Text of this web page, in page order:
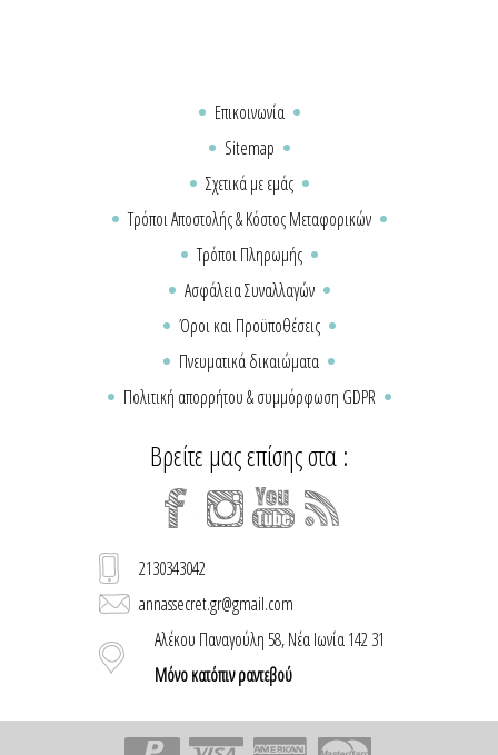
Επικοινωνία
Sitemap
Σχετικά με εμάς
Τρόποι Αποστολής & Κόστος Μεταφορικών
Τρόποι Πληρωμής
Ασφάλεια Συναλλαγών
Όροι και Προϋποθέσεις
Πνευματικά δικαιώματα
Πολιτική απορρήτου & συμμόρφωση GDPR
Βρείτε μας επίσης στα :
2130343042
annassecret.gr@gmail.com
Αλέκου Παναγούλη 58, Νέα Ιωνία 142 31
Μόνο κατόπιν ραντεβού